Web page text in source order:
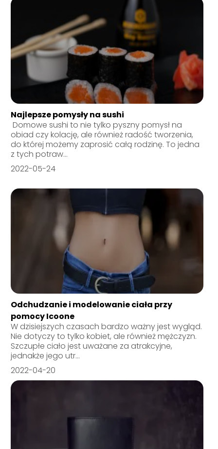
Najlepsze pomysły na sushi
Domowe sushi to nie tylko pyszny pomysł na
obiad czy kolację, ale również radość tworzenia,
do której możemy zaprosić całą rodzinę. To jedna
z tych potraw...
2022-05-24
Odchudzanie i modelowanie ciała przy
pomocy Icoone
W dzisiejszych czasach bardzo ważny jest wygląd.
Nie dotyczy to tylko kobiet, ale również mężczyzn.
Szczupłe ciało jest uważane za atrakcyjne,
jednakże jego utr...
2022-04-20